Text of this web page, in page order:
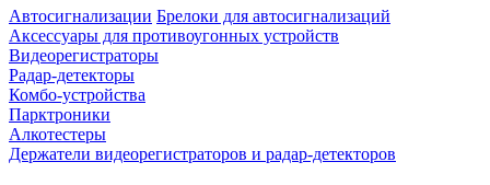
Автосигнализации Брелоки для автосигнализаций
Аксессуары для противоугонных устройств
Видеорегистраторы
Радар-детекторы
Комбо-устройства
Парктроники
Алкотестеры
Держатели видеорегистраторов и радар-детекторов